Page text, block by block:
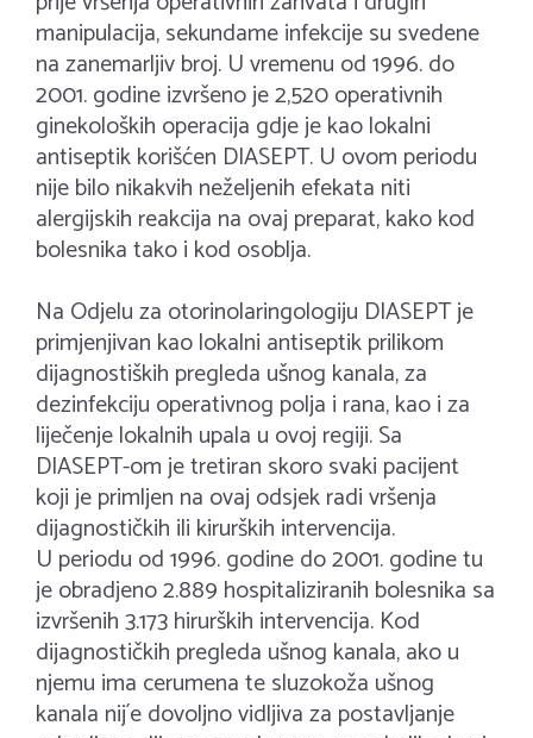
manipulacija, sekundame infekcije su svedene
na zanemarljiv broj. U vremenu od 1996. do
2001. godine izvršeno je 2,520 operativnih
ginekoloških operacija gdje je kao lokalni
antiseptik korišćen DIASEPT. U ovom periodu
nije bilo nikakvih neželjenih efekata niti
alergijskih reakcija na ovaj preparat, kako kod
bolesnika tako i kod osoblja.
Na Odjelu za otorinolaringologiju DIASEPT je
primjenjivan kao lokalni antiseptik prilikom
dijagnostiških pregleda ušnog kanala, za
dezinfekciju operativnog polja i rana, kao i za
liječenje lokalnih upala u ovoj regiji. Sa
DIASEPT-om je tretiran skoro svaki pacijent
koji je primljen na ovaj odsjek radi vršenja
dijagnostičkih ili kirurških intervencija.
U periodu od 1996. godine do 2001. godine tu
je obradjeno 2.889 hospitaliziranih bolesnika sa
izvršenih 3.173 hirurških intervencija. Kod
dijagnostičkih pregleda ušnog kanala, ako u
njemu ima cerumena te sluzokoža ušnog
kanala nij´e dovoljno vidljiva za postavljanje